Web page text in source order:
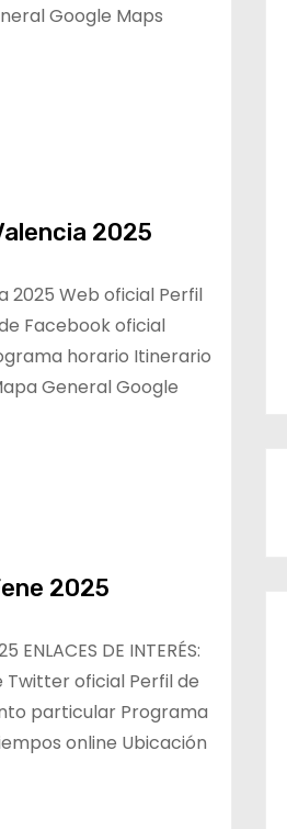
Google Maps
2025
2025 Web oficial Perfil
Facebook oficial
horario Itinerario
General Google
2025
DE INTERÉS:
Twitter oficial Perfil de
particular Programa
online Ubicación